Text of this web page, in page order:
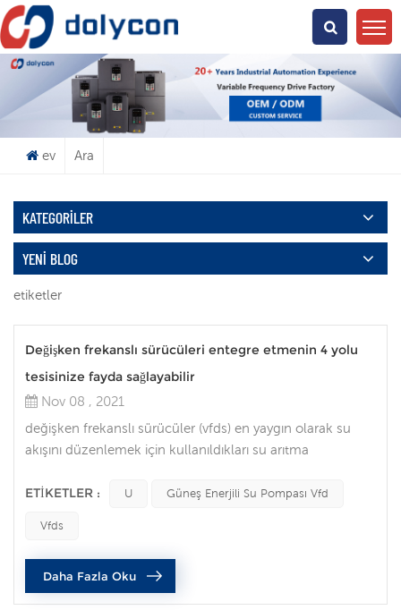
Ne Arıyorsun?
ev Ara
KATEGORILER
YENI BLOG
etiketler
Değişken frekanslı sürücüleri entegre etmenin 4 yolu
tesisinize fayda sağlayabilir
Nov 08 , 2021
değişken frekanslı sürücüler (vfds) en yaygın olarak su
akışını düzenlemek için kullanıldıkları su arıtma
birçok alanında. entegre olarak popülerlik kazanmıştır.
daha uzun motor ömrü, enerji tasarrufu, ve zaman
tasarrufu. bulunur...
ETIKETLER : U Güneş Enerjili Su Pompası Vfd
Vfds
Daha Fazla Oku